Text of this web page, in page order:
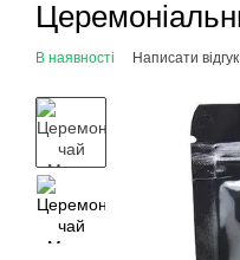
В наявності Написати відгук